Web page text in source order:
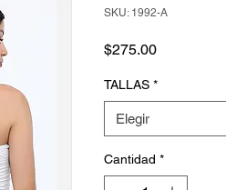
SKU: 1992-A
$275.00Precio
TALLAS *
Elegir
Cantidad *